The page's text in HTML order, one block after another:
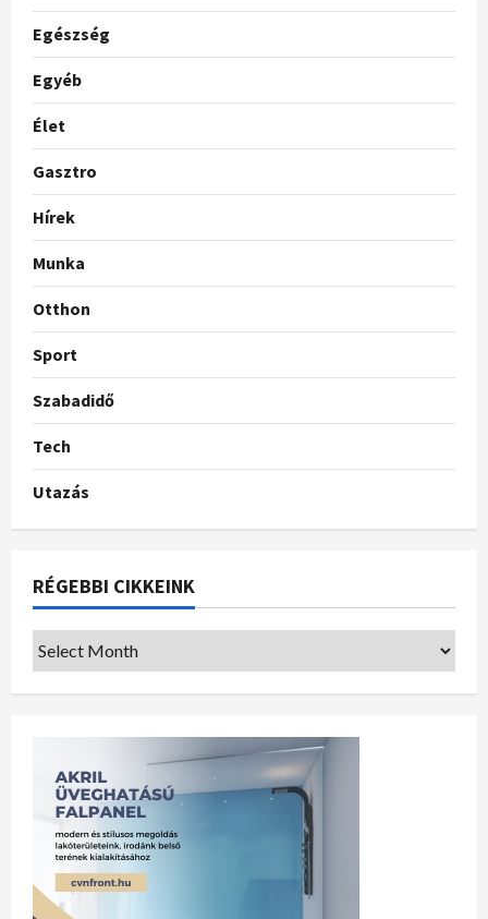
Egészség
Egyéb
Élet
Gasztro
Hírek
Munka
Otthon
Sport
Szabadidő
Tech
Utazás
RÉGEBBI CIKKEINK